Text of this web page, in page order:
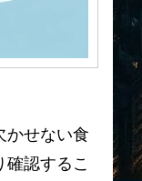
かせない食
確認するこ